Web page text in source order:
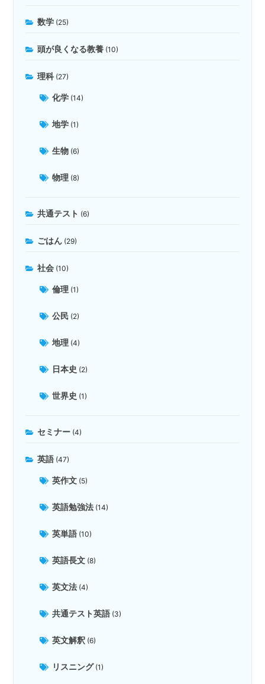
数学 (25)
頭が良くなる教養 (10)
理科 (27)
化学 (14)
地学 (1)
生物 (6)
物理 (8)
共通テスト (6)
ごはん (29)
社会 (10)
倫理 (1)
公民 (2)
地理 (4)
日本史 (2)
世界史 (1)
セミナー (4)
英語 (47)
英作文 (5)
英語勉強法 (14)
英単語 (10)
英語長文 (8)
英文法 (4)
共通テスト英語 (3)
英文解釈 (6)
リスニング(1)